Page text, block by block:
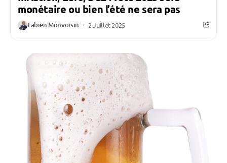
monétaire ou bien l’été ne sera pas
Fabien Monvoisin 2 Juillet 2025